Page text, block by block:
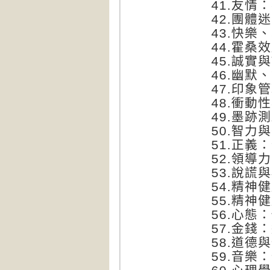
41.友情
42.團體
43.快樂
44.霍桑
45.誠實
46.幽默
47.印象
48.衝動
49.墨跡
50.智力
51.正義
52.領導
53.說謊
54.精神
55.精神
56.心態
57.金錢
58.道德
59.音樂